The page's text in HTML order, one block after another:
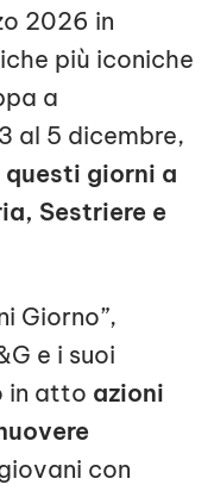
2026 in
più iconiche
a
al 5 dicembre,
questi giorni a
Sestriere e
Giorno”,
e i suoi
in atto azioni
con